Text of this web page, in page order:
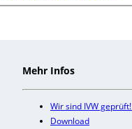
Mehr Infos
Wir sind IVW geprüft!
Download